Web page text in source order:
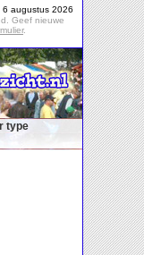
6 augustus 2026
Geef nieuwe
.
type